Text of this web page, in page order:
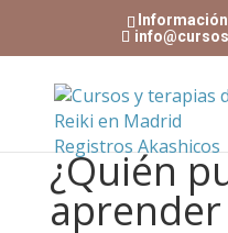
¿Quién
aprender